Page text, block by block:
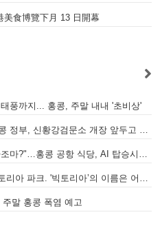
美食博覽下月 13 日開幕
풍까지... 홍콩, 주말 내내 '초비상'
말 홍콩 폭염 예고